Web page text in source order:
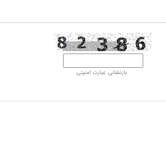
بازنشانی عبارت امنیتی